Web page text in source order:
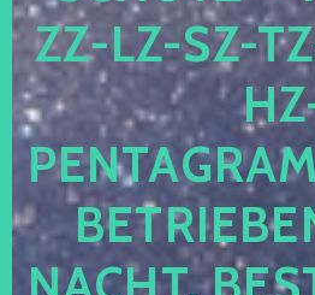
-LZ-SZ-TZ-
-
TRIEBEN